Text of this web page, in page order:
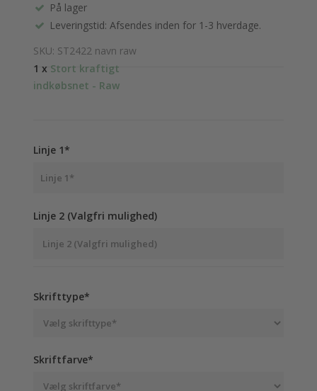
På lager
Leveringstid: Afsendes inden for 1-3 hverdage.
SKU: ST2422 navn raw
1 x Stort kraftigt
indkøbsnet - Raw
Linje 1*
Linje 2 (Valgfri mulighed)
Skrifttype*
Skriftfarve*